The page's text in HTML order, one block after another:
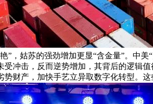
”，姑苏的强劲增加更显“含金量”。中
冲击，反而逆势增加，其背后的逻辑
财产，加快手艺立异取数字化转型。